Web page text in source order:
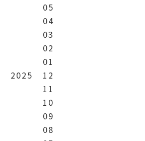
05
04
03
02
01
2025
12
11
10
09
08